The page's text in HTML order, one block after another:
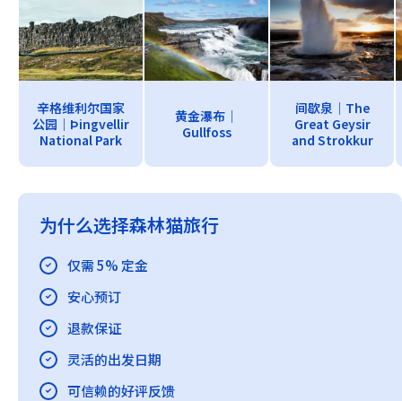
辛格维利尔国家
公园｜Þingvellir
National Park
黄金瀑布｜
Gullfoss
间歇泉｜The
Great Geysir
and Strokkur
为什么选择森林猫旅行
仅需 5% 定金
安心预订
退款保证
灵活的出发日期
可信赖的好评反馈